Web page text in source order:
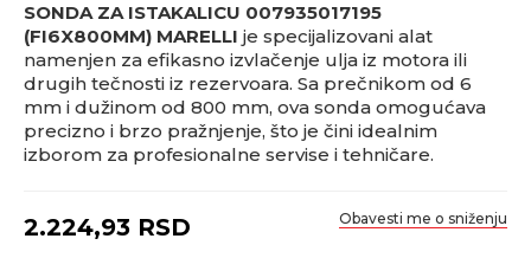
SONDA ZA ISTAKALICU 007935017195
(FI6X800MM) MARELLI je specijalizovani alat
namenjen za efikasno izvlačenje ulja iz motora ili
drugih tečnosti iz rezervoara. Sa prečnikom od 6
mm i dužinom od 800 mm, ova sonda omogućava
precizno i brzo pražnjenje, što je čini idealnim
izborom za profesionalne servise i tehničare.
2.224,93 RSD Obavesti me o sniženju